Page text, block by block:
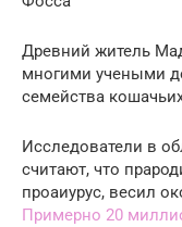
Древний житель
многими учеными
семейства
Исследователи в
считают, что
проаиурус, весил
Примерно 20